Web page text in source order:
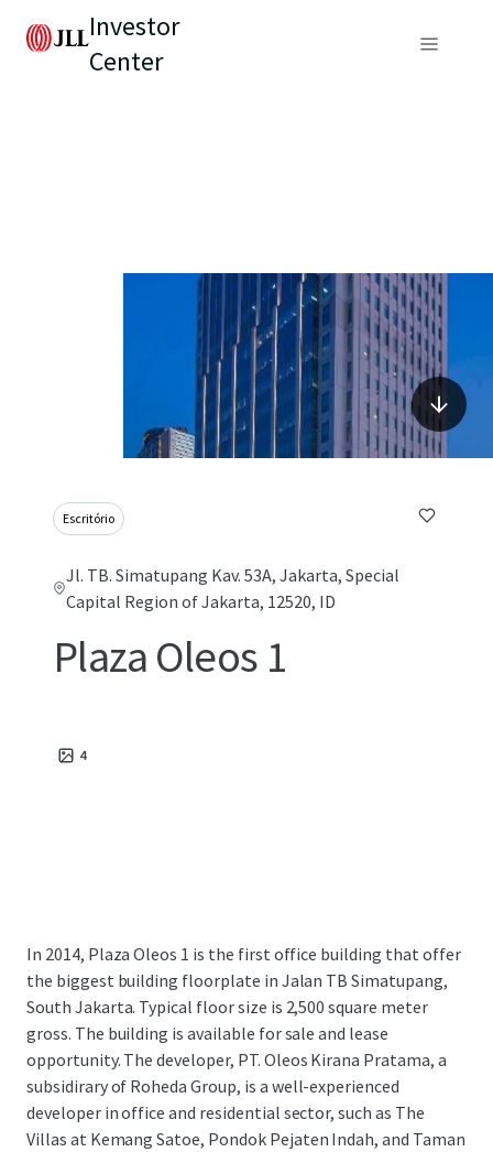
Investor
Center
Escritório
Jl. TB. Simatupang Kav. 53A, Jakarta, Special
Capital Region of Jakarta, 12520, ID
Plaza Oleos 1
4
In 2014, Plaza Oleos 1 is the first office building that offer
the biggest building floorplate in Jalan TB Simatupang,
South Jakarta. Typical floor size is 2,500 square meter
gross. The building is available for sale and lease
opportunity. The developer, PT. Oleos Kirana Pratama, a
subsidirary of Roheda Group, is a well-experienced
developer in office and residential sector, such as The
Villas at Kemang Satoe, Pondok Pejaten Indah, and Taman